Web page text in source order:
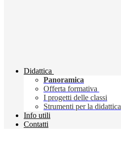
Didattica
Panoramica
Offerta formativa
I progetti delle classi
Strumenti per la didattica
Info utili
Contatti